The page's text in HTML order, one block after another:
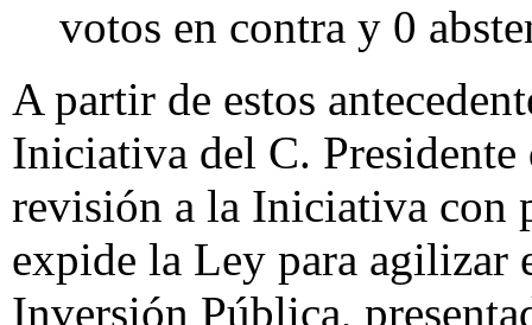
votos en contra y 0
A partir de estos
Iniciativa del C.
revisión a la Iniciativa con
expide la Ley para agilizar
Inversión Pública,